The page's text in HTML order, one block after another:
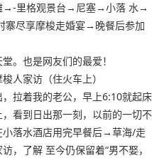
→-里格观景台→尼塞→小落 水→
尽享摩梭走婚宴→晚餐后参加
。也是网友们的最爱！
人家访（住火车上）
拉着我的老公，早上6:10就起床
看到日出那一刻，以前的一切不
落水酒店用完早餐后→草海/走
，了解 至今仍保留着“男不娶，